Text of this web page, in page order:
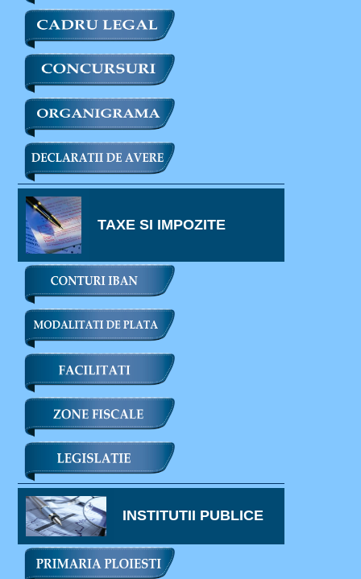
TAXE SI IMPOZITE
INSTITUTII PUBLICE